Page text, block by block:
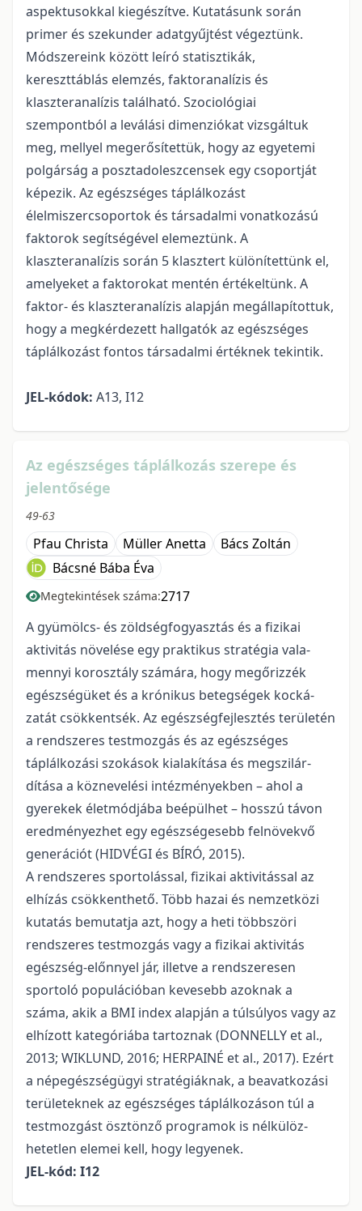
aspektusokkal kiegészítve. Kutatásunk során
primer és szekunder adatgyűjtést végeztünk.
Módszereink között leíró statisztikák,
kereszttáblás elemzés, faktoranalízis és
klaszteranalízis található. Szociológiai
szempontból a leválási dimenziókat vizsgáltuk
meg, mellyel megerősítettük, hogy az egyetemi
polgárság a posztadoleszcensek egy csoportját
képezik. Az egészséges táplálkozást
élelmiszercsoportok és társadalmi vonatkozású
faktorok segítségével elemeztünk. A
klaszteranalízis során 5 klasztert különítettünk el,
amelyeket a faktorokat mentén értékeltünk. A
faktor- és klaszteranalízis alapján megállapítottuk,
hogy a megkérdezett hallgatók az egészséges
táplálkozást fontos társadalmi értéknek tekintik.
JEL-kódok: A13, I12
Az egészséges táplálkozás szerepe és
jelentősége
49-63
Pfau Christa Müller Anetta
Bács Zoltán
Bácsné Bába Éva
Megtekintések száma:2717
A gyümölcs- és zöldségfogyasztás és a fizikai
aktivitás növelése egy praktikus stratégia vala­
mennyi korosztály számára, hogy megőrizzék
egészségüket és a krónikus betegségek kocká­
zatát csökkentsék. Az egészségfejlesztés terü­letén
a rendszeres testmozgás és az egészséges
táplálkozási szokások kialakítása és megszilár­
dítása a köznevelési intézményekben – ahol a
gyerekek életmódjába beépülhet – hosszú tá­von
eredményezhet egy egészségesebb felnö­vekvő
generációt (HIDVÉGI és BÍRÓ, 2015).
A rendszeres sportolással, fizikai aktivi­tással az
elhízás csökkenthető. Több hazai és nemzetközi
kutatás bemutatja azt, hogy a heti többszöri
rendszeres testmozgás vagy a fizi­kai aktivitás
egészség-előnnyel jár, illetve a rendszeresen
sportoló populációban kevesebb azoknak a
száma, akik a BMI index alapján a túlsúlyos vagy az
elhízott kategóriába tartoz­nak (DONNELLY et al.,
2013; WIKLUND, 2016; HERPAINÉ et al., 2017). Ezért
a né­pegészségügyi stratégiáknak, a beavatkozási
területeknek az egészséges táplálkozáson túl a
testmozgást ösztönző programok is nélkülöz­
hetetlen elemei kell, hogy legyenek.
JEL-kód: I12